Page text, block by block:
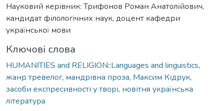
Науковий керівник: Трифонов Роман Анатолійович,
кандидат філологічних наук, доцент кафедри
української мови
Ключові слова
HUMANITIES and RELIGION::Languages and linguistics,
жанр тревелог, мандрівна проза, Максим Кідрук,
засоби експресивності у творі, новітня українська
література